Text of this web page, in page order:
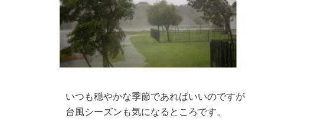
いつも穏やかな季節であればいいのですが
台風シーズンも気になるところです。